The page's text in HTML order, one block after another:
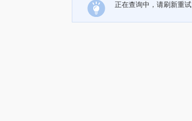
正在查询中，请刷新重试